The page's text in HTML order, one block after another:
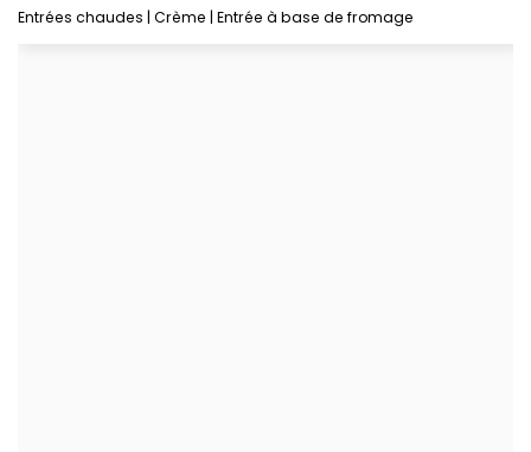
Entrées chaudes Crème Entrée à base de fromage